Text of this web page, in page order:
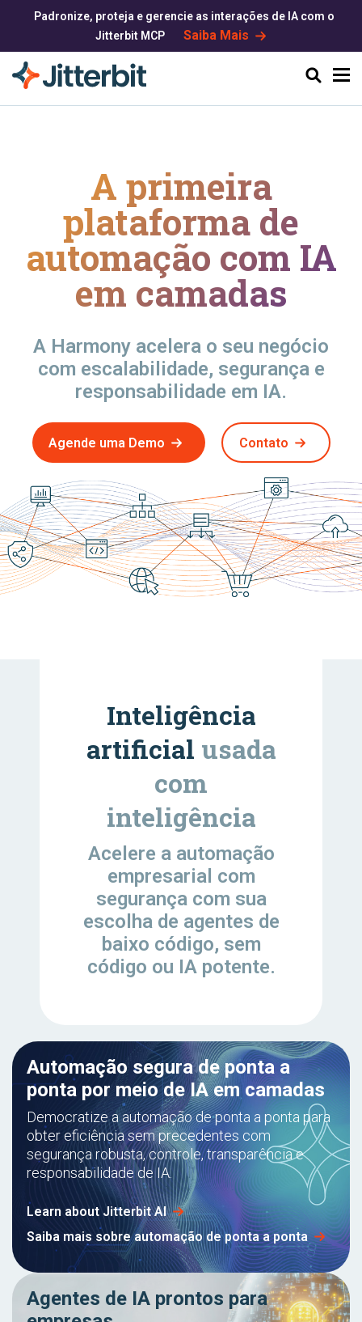
Pesquisar
Padronize, proteja e gerencie as interações de IA com o
Jitterbit MCP
Saiba Mais
A primeira
plataforma de
automação com IA
em camadas
A Harmony acelera o seu negócio
com escalabilidade, segurança e
responsabilidade em IA.
Agende uma Demo Contato
Inteligência
artificial usada
com
inteligência
Acelere a automação
empresarial com
segurança com sua
escolha de agentes de
baixo código, sem
código ou IA potente.
Automação segura de ponta a
ponta por meio de IA em camadas
Democratize a automação de ponta a ponta para
obter eficiência sem precedentes com
segurança robusta, controle, transparência e
responsabilidade de IA.
Learn about Jitterbit AI
Saiba mais sobre automação de ponta a ponta
Agentes de IA prontos para